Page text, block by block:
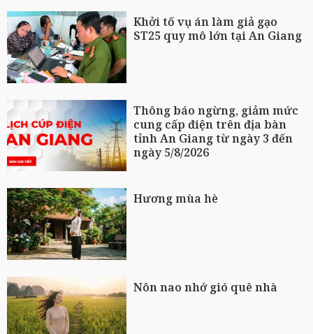
Khởi tố vụ án làm giả gạo
ST25 quy mô lớn tại An Giang
Thông báo ngừng, giảm mức
cung cấp điện trên địa bàn
tỉnh An Giang từ ngày 3 đến
ngày 5/8/2026
Hương mùa hè
Nôn nao nhớ gió quê nhà